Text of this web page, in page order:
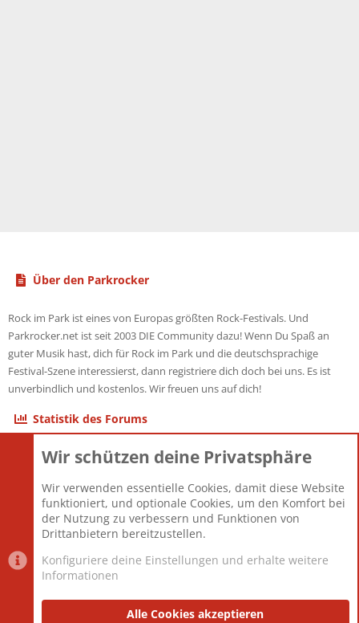
Über den Parkrocker
Rock im Park ist eines von Europas größten Rock-Festivals. Und
Parkrocker.net ist seit 2003 DIE Community dazu! Wenn Du Spaß an
guter Musik hast, dich für Rock im Park und die deutschsprachige
Festival-Szene interessierst, dann registriere dich doch bei uns. Es ist
unverbindlich und kostenlos. Wir freuen uns auf dich!
Statistik des Forums
Themen
Mitglieder
12.427
Neuestes Mitglied
Berlin
Datenschutzerklärung Impressum
Wir schützen deine Privatsphäre
Wir verwenden essentielle Cookies, damit diese Website
funktioniert, und optionale Cookies, um den Komfort bei
der Nutzung zu verbessern und Funktionen von
Drittanbietern bereitzustellen.
Konfiguriere deine Einstellungen und erhalte weitere
Informationen
Alle Cookies akzeptieren